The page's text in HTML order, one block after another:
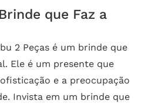
que Faz a
2 Peças é um brinde que
Ele é um presente que
e a preocupação
Invista em um brinde que